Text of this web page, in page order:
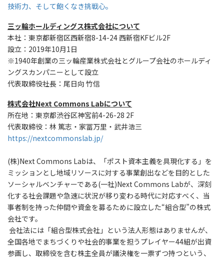
技術力、そして飽くなき挑戦心。
三ッ輪ホールディングス株式会社について
本社：東京都新宿区西新宿8-14-24 西新宿KFビル2F
設立：2019年10月1日
※1940年創業の三ッ輪産業株式会社とグループ会社のホールディ
ングスカンパニーとして設立
代表取締役社長：尾日向 竹信
株式会社Next Commons Labについて
所在地：東京都渋谷区神宮前4-26-28 2F
代表取締役：林 篤志・家冨万里・武井浩三
https://nextcommonslab.jp/
(株)Next Commons Labは、「ポスト資本主義を具現化する」を
ミッションとし地域リソースに対する事業創出などを目的とした
ソーシャルベンチャーである(一社)Next Commons Labが、深刻
化する社会課題や急速に状況が移り変わる時代に対応すべく、当
事者制を持った仲間や資金を募るために設立した“組合型”の株式
会社です。
会社法には「組合型株式会社」という法人形態はありませんが、
全国各地でまちづくりや社会的事業を担うプレイヤー44組が出資
参画し、取締役を含む株主全員が議決権を一票ずつ持つという、